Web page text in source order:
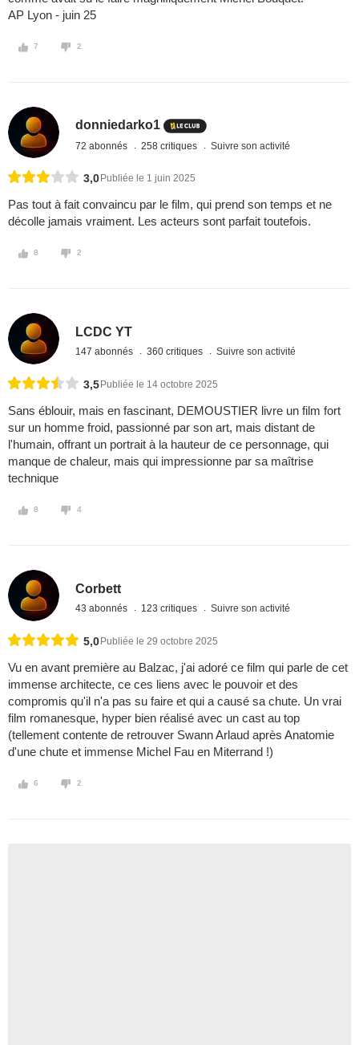
AP Lyon - juin 25
7 2
donniedarko1
72 abonnés 258 critiques Suivre son activité
3,0 Publiée le 1 juin 2025
Pas tout à fait convaincu par le film, qui prend son temps et ne
décolle jamais vraiment. Les acteurs sont parfait toutefois.
8 2
LCDC YT
147 abonnés 360 critiques Suivre son activité
3,5 Publiée le 14 octobre 2025
Sans éblouir, mais en fascinant, DEMOUSTIER livre un film fort
sur un homme froid, passionné par son art, mais distant de
l'humain, offrant un portrait à la hauteur de ce personnage, qui
manque de chaleur, mais qui impressionne par sa maîtrise
technique
8 4
Corbett
43 abonnés 123 critiques Suivre son activité
5,0 Publiée le 29 octobre 2025
Vu en avant première au Balzac, j'ai adoré ce film qui parle de cet
immense architecte, ce ces liens avec le pouvoir et des
compromis qu'il n'a pas su faire et qui a causé sa chute. Un vrai
film romanesque, hyper bien réalisé avec un cast au top
(tellement contente de retrouver Swann Arlaud après Anatomie
d'une chute et immense Michel Fau en Miterrand !)
6 2